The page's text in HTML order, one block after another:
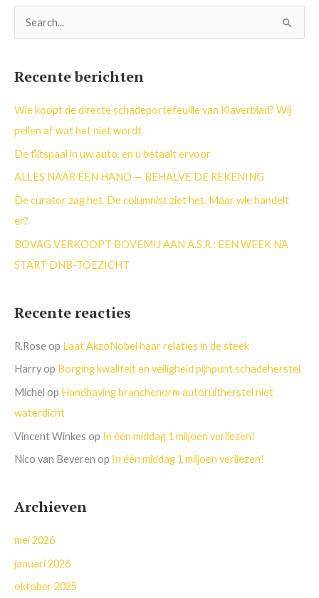
n
a
a
r
Recente berichten
Wie koopt de directe schadeportefeuille van Klaverblad? Wij
pellen af wat het niet wordt
De flitspaal in uw auto, en u betaalt ervoor
ALLES NAAR ÉÉN HAND — BEHALVE DE REKENING
De curator zag het. De columnist ziet het. Maar wie handelt
er?
BOVAG VERKOOPT BOVEMIJ AAN A.S.R.: EEN WEEK NA
START DNB-TOEZICHT
Recente reacties
R.Roseop Laat AkzoNobel haar relaties in de steek
Harryop Borging kwaliteit en veiligheid pijnpunt schadeherstel
Michel op Handhaving branchenorm autoruitherstel niet
waterdicht
Vincent Winkes op In één middag 1 miljoen verliezen!
Nico van Beveren op In één middag 1 miljoen verliezen!
Archieven
mei 2026
januari 2026
oktober 2025